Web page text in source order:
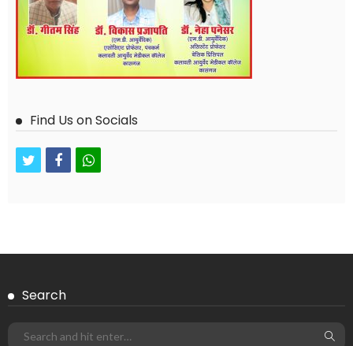
Find Us on Socials
twitterfacebookwhatsapp
Search